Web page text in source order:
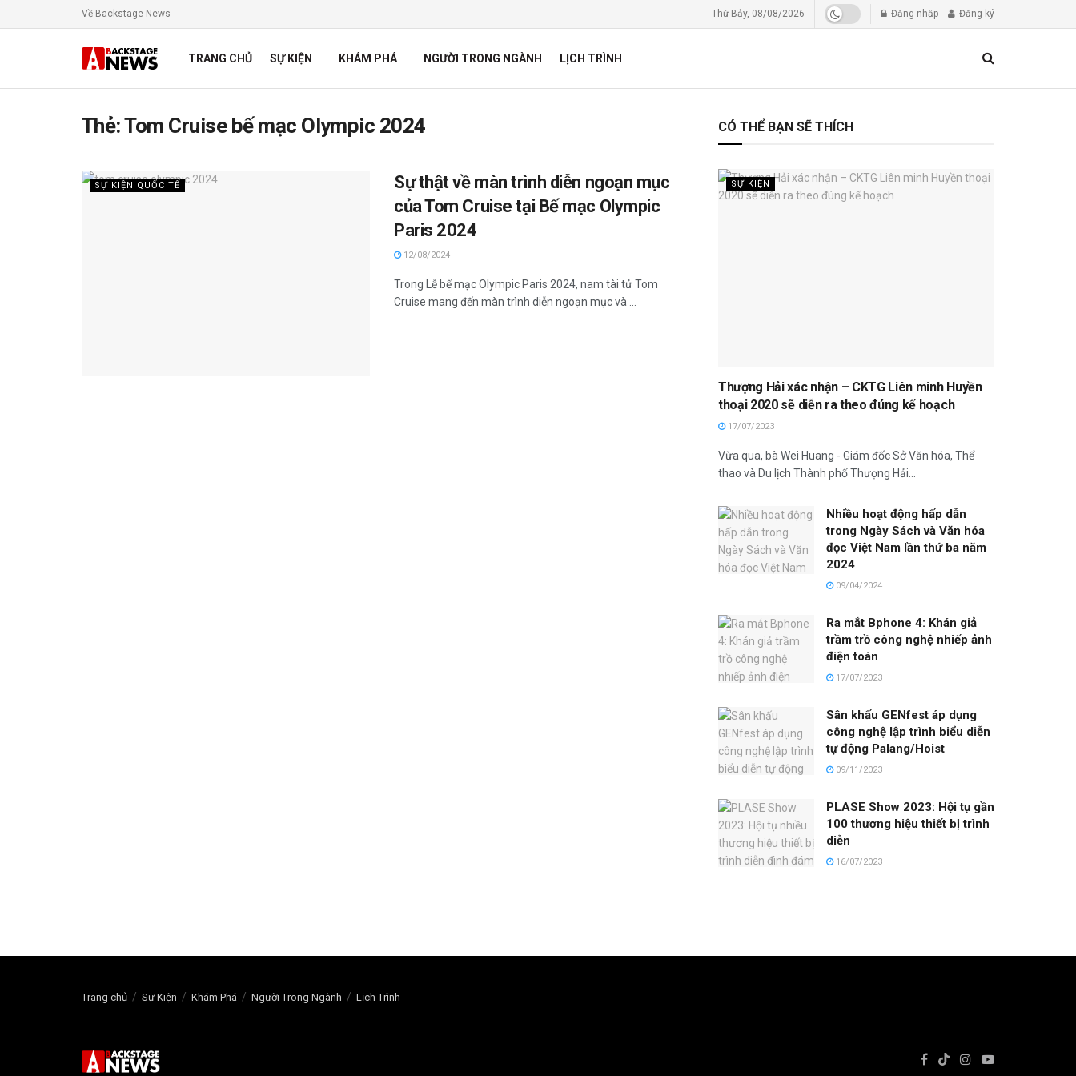
Về Backstage News Thứ Bảy, 08/08/2026 Đăng nhập Đăng ký
TRANG CHỦ SỰ KIỆN KHÁM PHÁ NGƯỜI TRONG NGÀNH LỊCH TRÌNH
Thẻ:Tom Cruise bế mạc Olympic 2024
SỰ KIỆN QUỐC TẾ
Sự thật về màn trình diễn ngoạn mục
của Tom Cruise tại Bế mạc Olympic
Paris 2024
12/08/2024
Trong Lễ bế mạc Olympic Paris 2024, nam tài tử Tom
Cruise mang đến màn trình diễn ngoạn mục và ...
CÓ THỂ BẠN SẼ THÍCH
SỰ KIỆN
Thượng Hải xác nhận – CKTG Liên minh Huyền
thoại 2020 sẽ diễn ra theo đúng kế hoạch
17/07/2023
Vừa qua, bà Wei Huang - Giám đốc Sở Văn hóa, Thể
thao và Du lịch Thành phố Thượng Hải...
Nhiều hoạt động hấp dẫn
trong Ngày Sách và Văn hóa
đọc Việt Nam lần thứ ba năm
2024
09/04/2024
Ra mắt Bphone 4: Khán giả
trầm trồ công nghệ nhiếp ảnh
điện toán
17/07/2023
Sân khấu GENfest áp dụng
công nghệ lập trình biểu diễn
tự động Palang/Hoist
09/11/2023
PLASE Show 2023: Hội tụ gần
100 thương hiệu thiết bị trình
diễn
16/07/2023
Trang chủ Sự Kiện Khám Phá Người Trong Ngành Lịch Trình